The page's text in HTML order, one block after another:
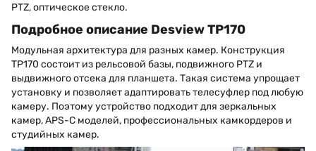
PTZ, оптическое стекло.
Подробное описание Desview TP170
Модульная архитектура для разных камер. Конструкция
TP170 состоит из рельсовой базы, подвижного PTZ и
выдвижного отсека для планшета. Такая система упрощает
установку и позволяет адаптировать телесуфлер под любую
камеру. Поэтому устройство подходит для зеркальных
камер, APS-C моделей, профессиональных камкордеров и
студийных камер.